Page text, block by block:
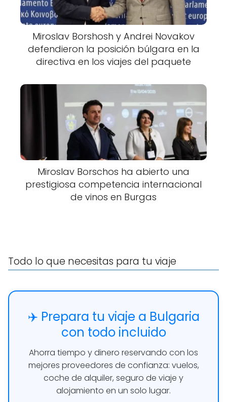
Miroslav Borshosh y Andrei Novakov
defendieron la posición búlgara en la
directiva en los viajes del paquete
Miroslav Borschos ha abierto una
prestigiosa competencia internacional
de vinos en Burgas
Todo lo que necesitas para tu viaje
✈️ Prepara tu viaje a Bulgaria
con todo incluido
Ahorra tiempo y dinero reservando con los
mejores proveedores de confianza: vuelos,
coche de alquiler, seguro de viaje y
alojamiento en un solo lugar.